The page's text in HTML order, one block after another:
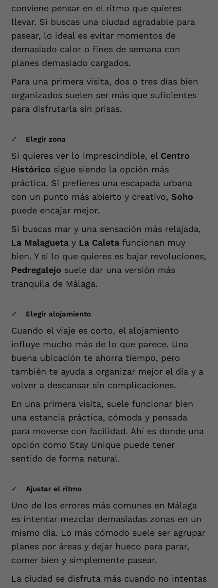
conviene pensar en el ritmo que quieres
llevar. Si buscas una ciudad agradable para
pasear, lo ideal es evitar momentos de
demasiado calor o fines de semana con
planes demasiado cargados.
Para una primera visita, dos o tres días bien
organizados suelen ser más que suficientes
para disfrutarla sin prisas.
Elegir zona
Si quieres ver lo imprescindible, el Centro
Histórico sigue siendo la opción más
práctica. Si prefieres una escapada urbana
con un punto más abierto y creativo, Soho
puede encajar mejor.
Si buscas mar y una sensación más relajada,
La Malagueta y La Caleta funcionan muy
bien. Y si lo que quieres es bajar revoluciones,
Pedregalejo suele dar una versión más
tranquila de Málaga.
Elegir alojamiento
Cuando el viaje es corto, el alojamiento
influye mucho más de lo que parece. Una
buena ubicación te ahorra tiempo, pero
también te ayuda a organizar mejor el día y a
volver a descansar sin complicaciones.
En una primera visita, suele funcionar bien
una estancia práctica, cómoda y pensada
para moverse con facilidad. Ahí es donde una
opción como Stay Unique puede tener
sentido de forma natural.
Ajustar el ritmo
Uno de los errores más comunes en Málaga
es intentar mezclar demasiadas zonas en un
mismo día. Lo más cómodo suele ser agrupar
planes por áreas y dejar hueco para parar,
comer bien y simplemente pasear.
La ciudad se disfruta más cuando no intentas